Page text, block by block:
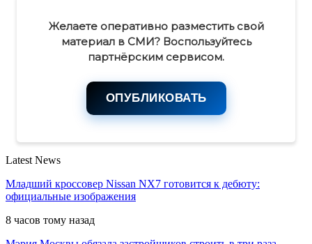
Желаете оперативно разместить свой
материал в СМИ? Воспользуйтесь
партнёрским сервисом.
ОПУБЛИКОВАТЬ
Latest News
Младший кроссовер Nissan NX7 готовится к дебюту:
официальные изображения
8 часов тому назад